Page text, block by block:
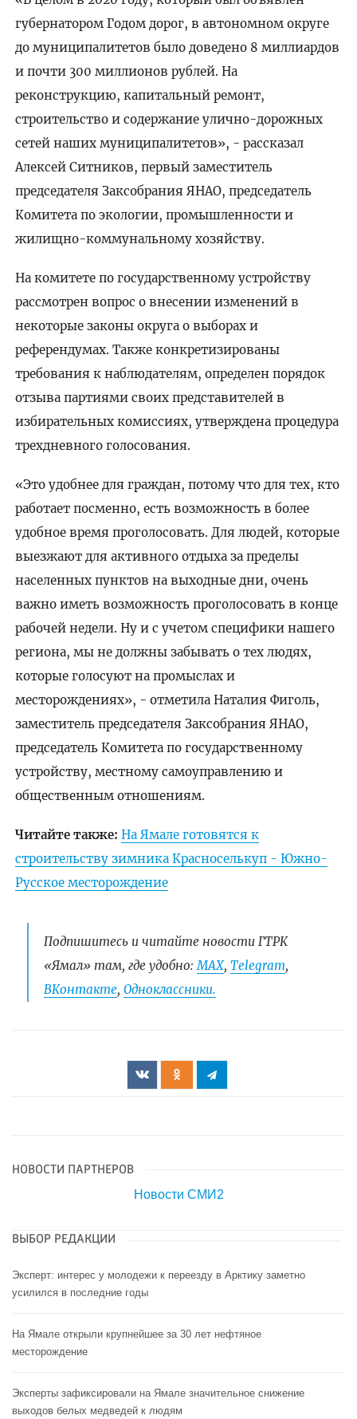
губернатором Годом дорог, в автономном округе
до муниципалитетов было доведено 8 миллиардов
и почти 300 миллионов рублей. На
реконструкцию, капитальный ремонт,
строительство и содержание улично-дорожных
сетей наших муниципалитетов», - рассказал
Алексей Ситников, первый заместитель
председателя Заксобрания ЯНАО, председатель
Комитета по экологии, промышленности и
жилищно-коммунальному хозяйству.
На комитете по государственному устройству
рассмотрен вопрос о внесении изменений в
некоторые законы округа о выборах и
референдумах. Также конкретизированы
требования к наблюдателям, определен порядок
отзыва партиями своих представителей в
избирательных комиссиях, утверждена процедура
трехдневного голосования.
«Это удобнее для граждан, потому что для тех, кто
работает посменно, есть возможность в более
удобное время проголосовать. Для людей, которые
выезжают для активного отдыха за пределы
населенных пунктов на выходные дни, очень
важно иметь возможность проголосовать в конце
рабочей недели. Ну и с учетом специфики нашего
региона, мы не должны забывать о тех людях,
которые голосуют на промыслах и
месторождениях», - отметила Наталия Фиголь,
заместитель председателя Заксобрания ЯНАО,
председатель Комитета по государственному
устройству, местному самоуправлению и
общественным отношениям.
Читайте также: На Ямале готовятся к
строительству зимника Красноселькуп - Южно-
Русское месторождение
Подпишитесь и читайте новости ГТРК
«Ямал» там, где удобно:МАХ, Telegram,
ВКонтакте, Одноклассники.
НОВОСТИ ПАРТНЕРОВ
Новости СМИ2
ВЫБОР РЕДАКЦИИ
Эксперт: интерес у молодежи к переезду в Арктику заметно
усилился в последние годы
На Ямале открыли крупнейшее за 30 лет нефтяное
месторождение
Эксперты зафиксировали на Ямале значительное снижение
выходов белых медведей к людям